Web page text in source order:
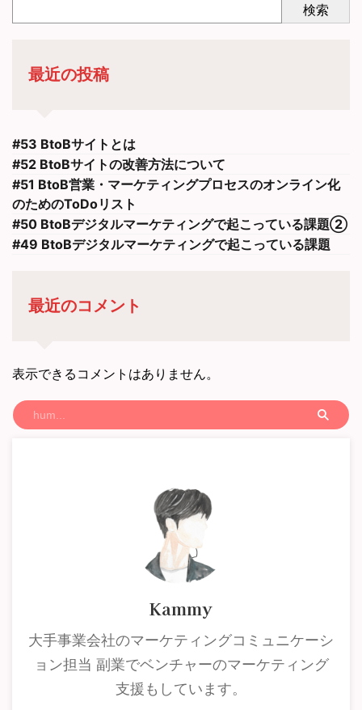
検索
最近の投稿
#53 BtoBサイトとは
#52 BtoBサイトの改善方法について
#51 BtoB営業・マーケティングプロセスのオンライン化
のためのToDoリスト
#50 BtoBデジタルマーケティングで起こっている課題②
#49 BtoBデジタルマーケティングで起こっている課題
最近のコメント
表示できるコメントはありません。
Kammy
大手事業会社のマーケティングコミュニケーシ
ョン担当 副業でベンチャーのマーケティング
支援もしています。